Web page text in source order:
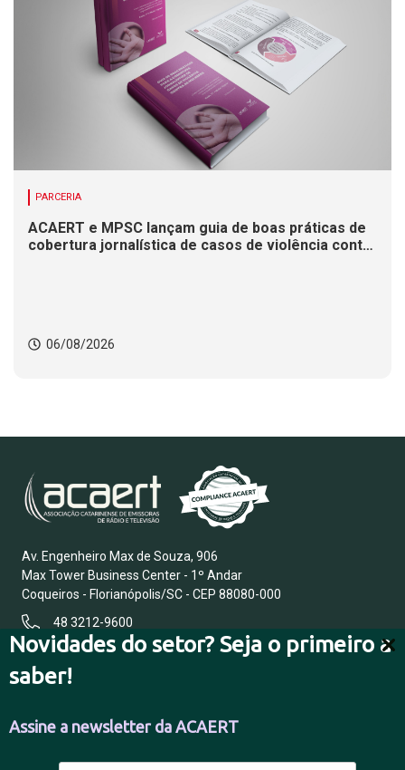
Novidades do setor? Seja o primeiro a
saber!
Assine a newsletter da ACAERT
PARCERIA
ACAERT e MPSC lançam guia de boas práticas de
cobertura jornalística de casos de violência contra
06/08/2026
Av. Engenheiro Max de Souza, 906
Max Tower Business Center - 1º Andar
Coqueiros - Florianópolis/SC - CEP 88080-000
48 3212-9600
FALE CONOSCO